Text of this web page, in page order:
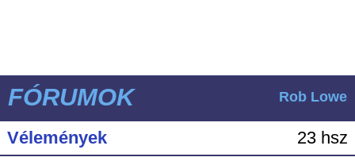
FÓRUMOK Rob Lowe
Vélemények
23 hsz